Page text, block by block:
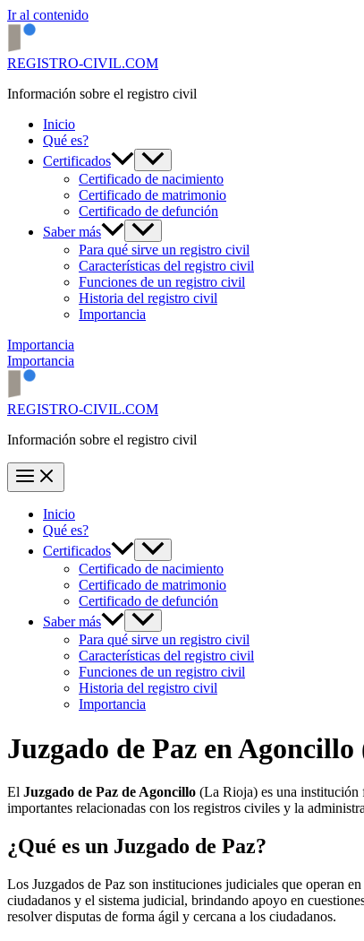
Ir al contenido
REGISTRO-CIVIL.COM
Información sobre el registro civil
Inicio
Qué es?
Certificados
Certificado de nacimiento
Certificado de matrimonio
Certificado de defunción
Saber más
Para qué sirve un registro civil
Características del registro civil
Funciones de un registro civil
Historia del registro civil
Importancia
Importancia
Importancia
REGISTRO-CIVIL.COM
Información sobre el registro civil
Inicio
Qué es?
Certificados
Certificado de nacimiento
Certificado de matrimonio
Certificado de defunción
Saber más
Para qué sirve un registro civil
Características del registro civil
Funciones de un registro civil
Historia del registro civil
Importancia
Juzgado de Paz enAgoncillo
El Juzgado de Paz de Agoncillo (La Rioja) es una institución
importantes relacionadas con los registros civiles y la
¿Qué es un Juzgado de Paz?
Los Juzgados de Paz son instituciones judiciales que operan
ciudadanos y el sistema judicial, brindando apoyo en
resolver disputas de forma ágil y cercana a los ciudadanos.